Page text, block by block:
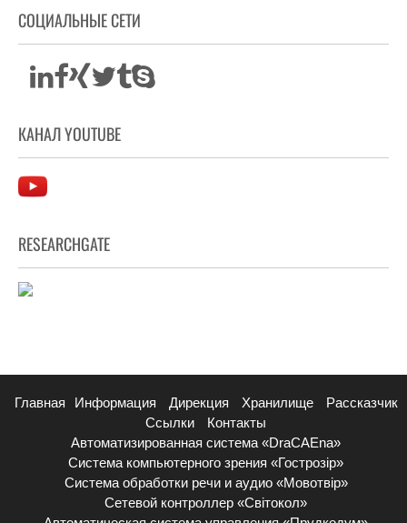
СОЦИАЛЬНЫЕ СЕТИ
КАНАЛ YOUTUBE
RESEARCHGATE
Главная Информация Дирекция Хранилище
Рассказчик
Ссылки
Контакты
Автоматизированная система «DraCAEna»
Система компьютерного зрения «Гострозір»
Система обработки речи и аудио «Мовотвір»
Сетевой контроллер «Світокол»